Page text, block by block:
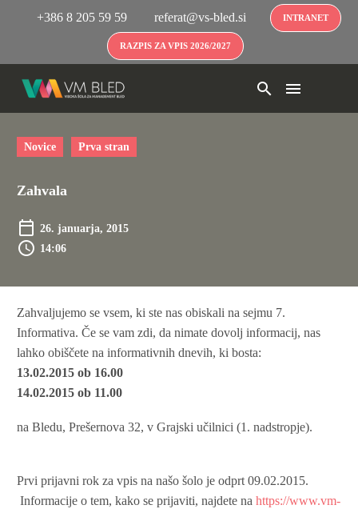
+386 8 205 59 59 referat@vs-bled.si INTRANET
RAZPIS ZA VPIS 2026/2027
Novice Prva stran
Zahvala
26. januarja, 2015
14:06
Zahvaljujemo se vsem, ki ste nas obiskali na sejmu 7.
Informativa. Če se vam zdi, da nimate dovolj informacij, nas
lahko obiščete na informativnih dnevih, ki bosta:
13.02.2015 ob 16.00
14.02.2015 ob 11.00
na Bledu, Prešernova 32, v Grajski učilnici (1. nadstropje).
Prvi prijavni rok za vpis na našo šolo je odprt 09.02.2015.
Informacije o tem, kako se prijaviti, najdete na https://www.vm-